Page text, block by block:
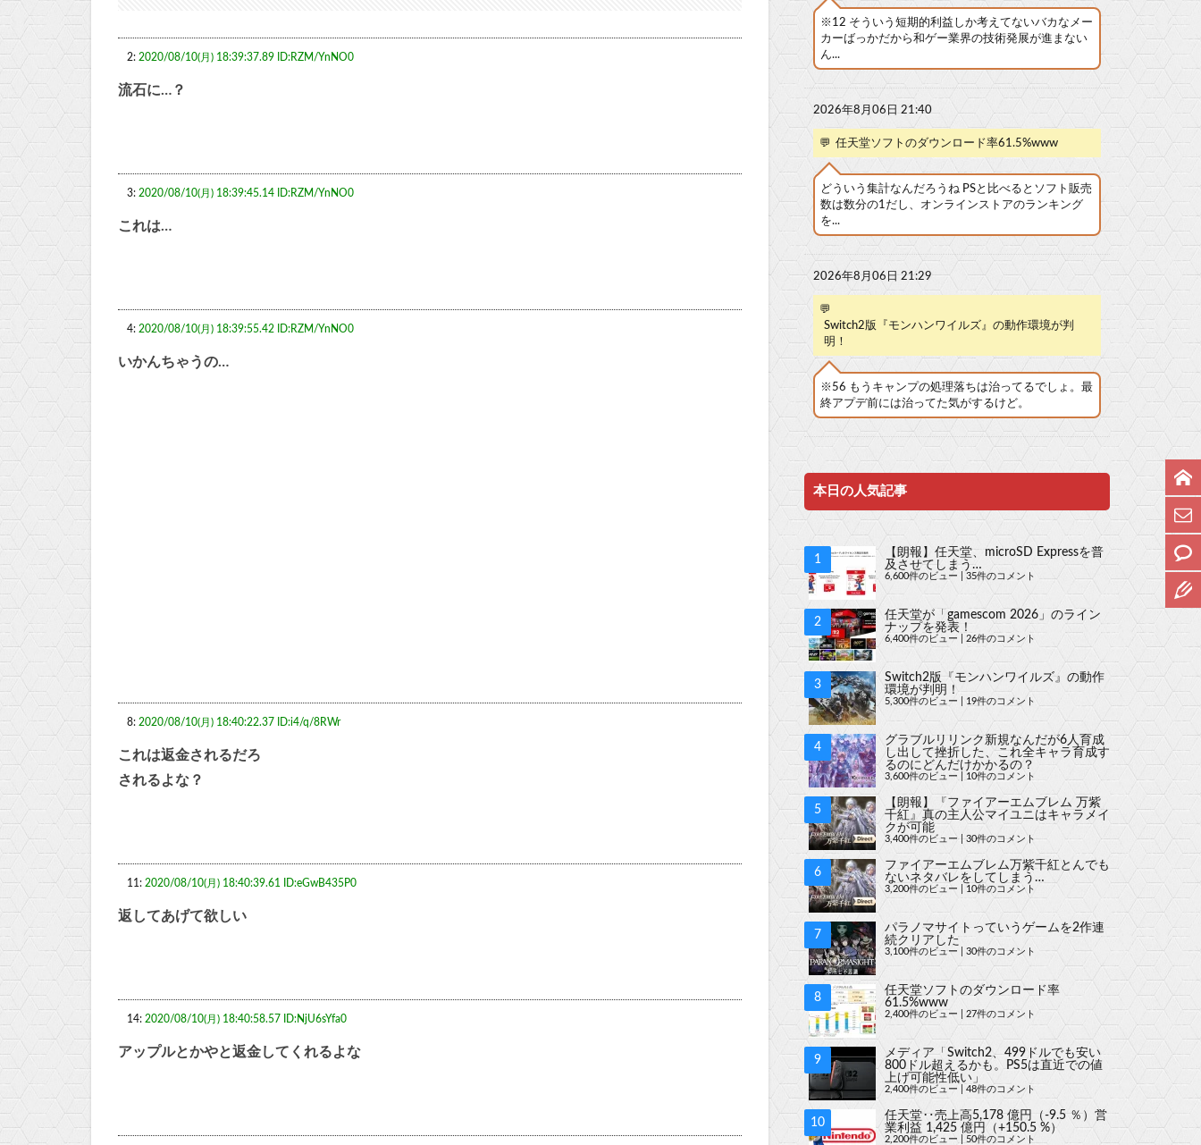
2: 2020/08/10(月) 18:39:37.89 ID:RZM/YnNO0
流石に…？
3: 2020/08/10(月) 18:39:45.14 ID:RZM/YnNO0
これは…
4: 2020/08/10(月) 18:39:55.42 ID:RZM/YnNO0
いかんちゃうの…
8: 2020/08/10(月) 18:40:22.37 ID:i4/q/8RWr
これは返金されるだろ
されるよな？
11: 2020/08/10(月) 18:40:39.61 ID:eGwB435P0
返してあげて欲しい
14: 2020/08/10(月) 18:40:58.57 ID:NjU6sYfa0
アップルとかやと返金してくれるよな
※12 そういう短期的利益しか考えてないバカなメー
カーばっかだから和ゲー業界の技術発展が進まない
ん...
2026年8月06日 21:40
💬 任天堂ソフトのダウンロード率61.5%www
どういう集計なんだろうね PSと比べるとソフト販売
数は数分の1だし、オンラインストアのランキング
を...
2026年8月06日 21:29
💬
Switch2版『モンハンワイルズ』の動作環境が判
明！
※56 もうキャンプの処理落ちは治ってるでしょ。最
終アプデ前には治ってた気がするけど。
本日の人気記事
【朗報】任天堂、microSD Expressを普
及させてしまう…
6,600件のビュー 35件のコメント
任天堂が「gamescom 2026」のライン
ナップを発表！
6,400件のビュー 26件のコメント
Switch2版『モンハンワイルズ』の動作
環境が判明！
5,300件のビュー 19件のコメント
グラブルリリンク新規なんだが6人育成
し出して挫折した、これ全キャラ育成す
るのにどんだけかかるの？
3,600件のビュー 10件のコメント
【朗報】『ファイアーエムブレム 万紫
千紅』真の主人公マイユニはキャラメイ
クが可能
3,400件のビュー|30件のコメント
ファイアーエムブレム万紫千紅とんでも
ないネタバレをしてしまう…
3,200件のビュー 10件のコメント
パラノマサイトっていうゲームを2作連
続クリアした
3,100件のビュー 30件のコメント
任天堂ソフトのダウンロード率
61.5%www
2,400件のビュー 27件のコメント
メディア「Switch2、499ドルでも安い
800ドル超えるかも。PS5は直近での値
上げ可能性低い」
2,400件のビュー 48件のコメント
任天堂‥売上高5,178 億円（-9.5 ％）営
業利益 1,425 億円（+150.5 %）
2,200件のビュー 50件のコメント